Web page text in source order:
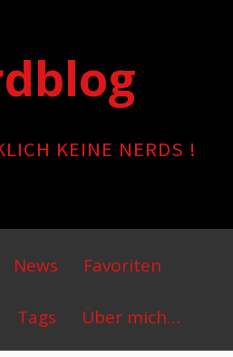
KEINE NERDS !
News Favoriten
Tags Über mich…